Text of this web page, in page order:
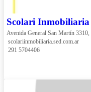
Scolari Inmobiliaria
Avenida General San Martín
scolariinmobiliaria.sed.com.ar
291 5704406